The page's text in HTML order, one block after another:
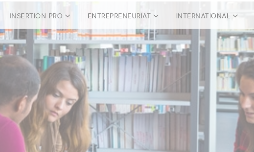
INSERTION PRO ENTREPRENEURIAT INTERNATIONAL